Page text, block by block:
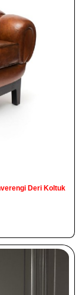
Deri Koltuk